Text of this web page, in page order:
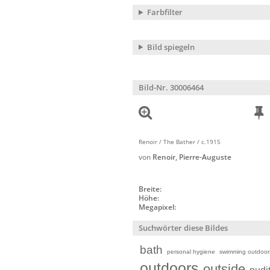
Farbfilter
Bild spiegeln
Bild-Nr. 30006464
Renoir / The Bather / c.1915
von Renoir, Pierre-Auguste
Breite:
Höhe:
Megapixel:
Suchwörter diese Bildes
bath personal hygiene swimming